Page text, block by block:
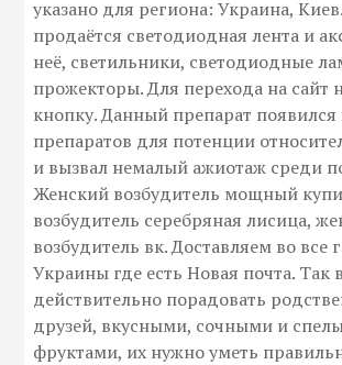
указано для региона: Украина,
продаётся светодиодная лента и
неё, светильники, светодиодные
прожекторы. Для перехода на сайт
кнопку. Данный препарат
препаратов для потенции
и вызвал немалый ажиотаж среди
Женский возбудитель мощный
возбудитель серебряная лисица,
возбудитель вк. Доставляем во все
Украины где есть Новая почта. Так
действительно порадовать
друзей, вкусными, сочными и
фруктами, их нужно уметь